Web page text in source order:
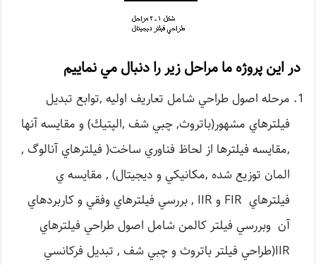
در اين پروژه ما مراحل زير را دنبال مي نماييم
مرحله اصول طراحي شامل تعاريف اوليه ,توابع تبديل
فيلترهاي مشهور(باتروث, چبي شف ,الپتيك) و مقايسه آنها
,مقايسه فيلترها از لحاظ فناوري ساخت( فيلترهاي آنالوگ ,
المان توزيع شده ,مكانيكي و ديجيتال) , مقايسه ي
فيلترهاي FIR و IIR , بررسي فيلترهاي وفقي و كاربردهاي
آن وبررسي فيلتر كالمن شامل اصول طراحي فيلترهاي
IIR(طراحي فيلتر باتروث و چبي شف , تبديل فركانسي